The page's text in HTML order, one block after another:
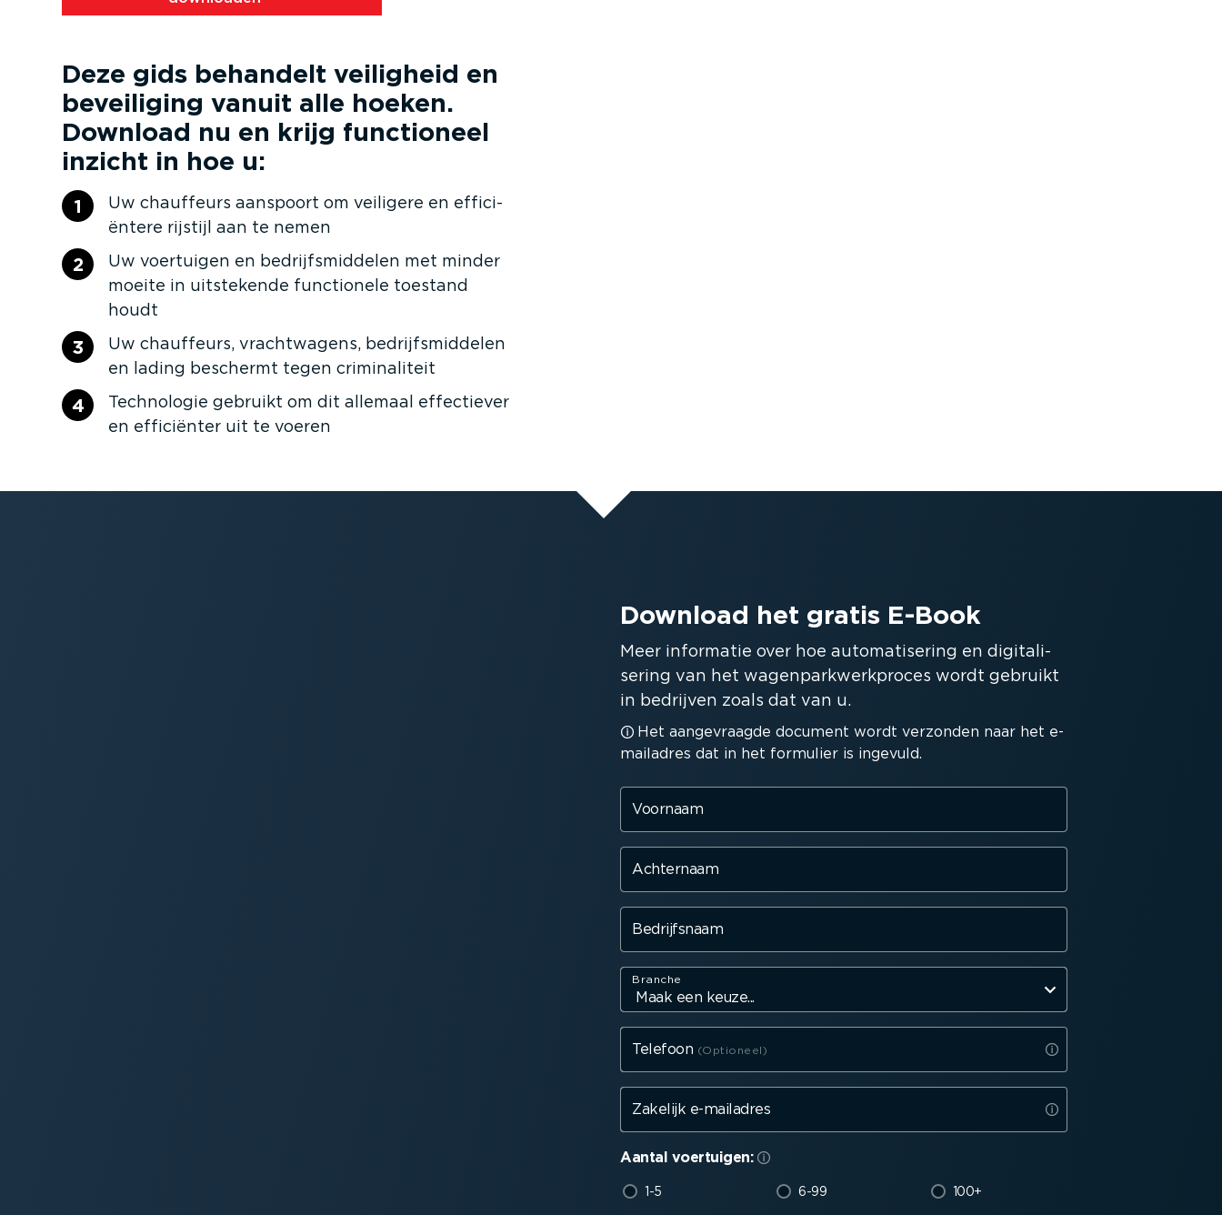
Deze gids behandelt veiligheid en
beveiliging vanuit alle hoeken.
Download nu en krijg functioneel
inzicht in hoe u:
1
Uw chauffeurs aanspoort om veiligere en effici­
ëntere rijstijl aan te nemen
2
Uw voertuigen en bedrijfs­mid­delen met minder
moeite in uitstekende functionele toestand
houdt
3
Uw chauffeurs, vracht­wagens, bedrijfs­mid­delen
en lading beschermt tegen crimi­na­liteit
4
Technologie gebruikt om dit allemaal effectiever
en efficiënter uit te voeren
Download het gratis E-Book
Meer informatie over hoe automa­ti­sering en digita­li­
sering van het wagen­parkwerk­proces wordt gebruikt
in bedrijven zoals dat van u.
Het aange­vraagde document wordt verzonden naar het e-
mailadres dat in het formulier is ingevuld.
Voornaam
Achternaam
Bedrijfsnaam
Branche
Telefoon
Zakelijk e-mailadres
Aantal voertuigen:
1-5 6-99 100+